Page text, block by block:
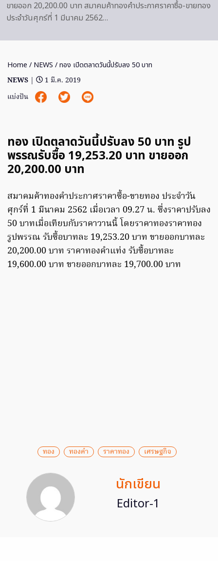
ขายออก 20,200.00 บาท สมาคมค้าทองคำประกาศราคาซื้อ-ขายทอง
ประจำวันศุกร์ที่ 1 มีนาคม 2562…
Home / NEWS / ทอง เปิดตลาดวันนี้ปรับลง 50 บาท
NEWS |
1 มี.ค. 2019
แบ่งปัน
ทอง เปิดตลาดวันนี้ปรับลง 50 บาท รูป
พรรณรับซื้อ 19,253.20 บาท ขายออก
20,200.00 บาท
สมาคมค้าทองคำประกาศราคาซื้อ-ขายทอง ประจำวัน
ศุกร์ที่ 1 มีนาคม 2562 เมื่อเวลา 09.27 น. ซึ่งราคาปรับลง
50 บาทเมื่อเทียบกับราคาวานนี้ โดยราคาทองราคาทอง
รูปพรรณ รับซื้อบาทละ 19,253.20 บาท ขายออกบาทละ
20,200.00 บาท ราคาทองคำแท่ง รับซื้อบาทละ
19,600.00 บาท ขายออกบาทละ 19,700.00 บาท
ทอง ทองคำ ราคาทอง เศรษฐกิจ
นักเขียน
Editor-1